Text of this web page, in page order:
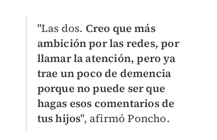
"Las dos. Creo que más
ambición por las redes, por
llamar la atención, pero ya
trae un poco de demencia
porque no puede ser que
hagas esos comentarios de
tus hijos", afirmó Poncho.